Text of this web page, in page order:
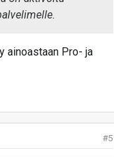
ainoastaan Pro- ja
#5